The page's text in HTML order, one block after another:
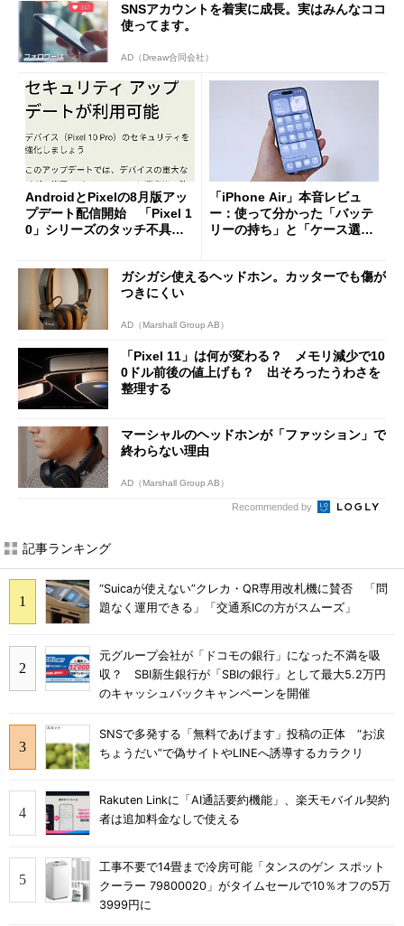
SNSアカウントを着実に成長。実はみんなココ
使ってます。
AD（Dreaw合同会社）
AndroidとPixelの8月版アッ
プデート配信開始 「Pixel 1
0」シリーズのタッチ不具合
「iPhone Air」本音レビュ
ー：使って分かった「バッテ
リーの持ち」と「ケース選
ガシガシ使えるヘッドホン。カッターでも傷が
つきにくい
AD（Marshall Group AB）
「Pixel 11」は何が変わる？ メモリ減少で10
0ドル前後の値上げも？ 出そろったうわさを
整理する
マーシャルのヘッドホンが「ファッション」で
終わらない理由
AD（Marshall Group AB）
Recommended by
記事ランキング
“Suicaが使えない”クレカ・QR専用改札機に賛否 「問
題なく運用できる」「交通系ICの方がスムーズ」
元グループ会社が「ドコモの銀行」になった不満を吸
収？ SBI新生銀行が「SBIの銀行」として最大5.2万円
のキャッシュバックキャンペーンを開催
SNSで多発する「無料であげます」投稿の正体 “お涙
ちょうだい”で偽サイトやLINEへ誘導するカラクリ
Rakuten Linkに「AI通話要約機能」、楽天モバイル契約
者は追加料金なしで使える
工事不要で14畳まで冷房可能「タンスのゲン スポット
クーラー 79800020」がタイムセールで10％オフの5万
3999円に